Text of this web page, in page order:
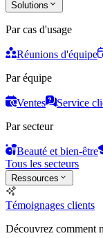
Solutions
Par cas d'usage
Réunions d'équipe
Par équipe
Ventes Service
Par secteur
Beauté et bien-être
Tous les secteurs
Ressources
Témoignages clients
Découvrez comment